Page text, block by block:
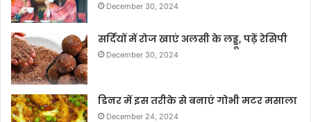
December 30, 2024
सर्दियों में रोज खाएं अलसी के लड्डू, पढ़ें रेसिपी
December 30, 2024
डिनर में इस तरीके से बनाएं गोभी मटर मसाला
December 24, 2024